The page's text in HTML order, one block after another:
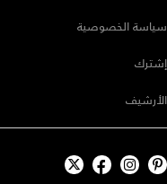
سياسة الخصوصية
إشترك
الأرشيف